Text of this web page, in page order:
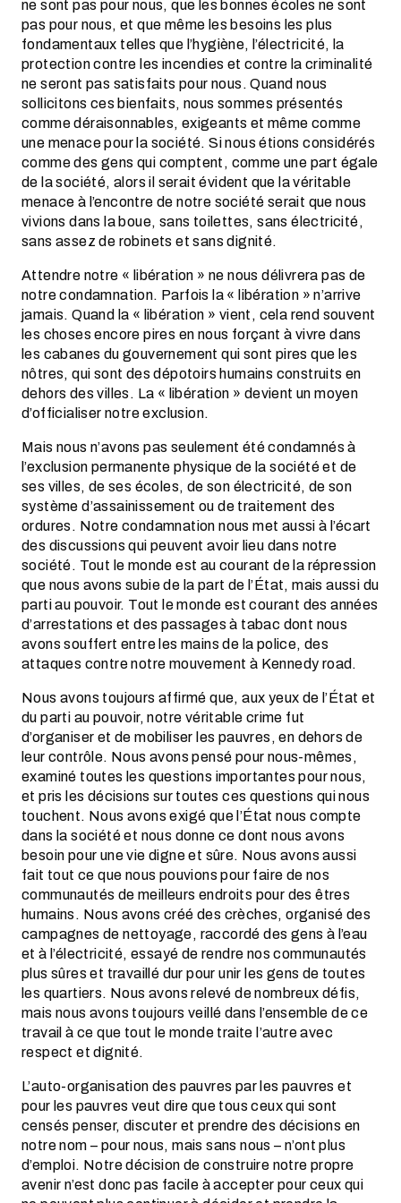
ne sont pas pour nous, que les bonnes écoles ne sont
pas pour nous, et que même les besoins les plus
fondamentaux telles que l’hygiène, l’électricité, la
protection contre les incendies et contre la criminalité
ne seront pas satisfaits pour nous. Quand nous
sollicitons ces bienfaits, nous sommes présentés
comme déraisonnables, exigeants et même comme
une menace pour la société. Si nous étions considérés
comme des gens qui comptent, comme une part égale
de la société, alors il serait évident que la véritable
menace à l’encontre de notre société serait que nous
vivions dans la boue, sans toilettes, sans électricité,
sans assez de robinets et sans dignité.
Attendre notre « libération » ne nous délivrera pas de
notre condamnation. Parfois la « libération » n’arrive
jamais. Quand la « libération » vient, cela rend souvent
les choses encore pires en nous forçant à vivre dans
les cabanes du gouvernement qui sont pires que les
nôtres, qui sont des dépotoirs humains construits en
dehors des villes. La « libération » devient un moyen
d’officialiser notre exclusion.
Mais nous n’avons pas seulement été condamnés à
l’exclusion permanente physique de la société et de
ses villes, de ses écoles, de son électricité, de son
système d’assainissement ou de traitement des
ordures. Notre condamnation nous met aussi à l’écart
des discussions qui peuvent avoir lieu dans notre
société. Tout le monde est au courant de la répression
que nous avons subie de la part de l’État, mais aussi du
parti au pouvoir. Tout le monde est courant des années
d’arrestations et des passages à tabac dont nous
avons souffert entre les mains de la police, des
attaques contre notre mouvement à Kennedy road.
Nous avons toujours affirmé que, aux yeux de l’État et
du parti au pouvoir, notre véritable crime fut
d’organiser et de mobiliser les pauvres, en dehors de
leur contrôle. Nous avons pensé pour nous-mêmes,
examiné toutes les questions importantes pour nous,
et pris les décisions sur toutes ces questions qui nous
touchent. Nous avons exigé que l’État nous compte
dans la société et nous donne ce dont nous avons
besoin pour une vie digne et sûre. Nous avons aussi
fait tout ce que nous pouvions pour faire de nos
communautés de meilleurs endroits pour des êtres
humains. Nous avons créé des crèches, organisé des
campagnes de nettoyage, raccordé des gens à l’eau
et à l’électricité, essayé de rendre nos communautés
plus sûres et travaillé dur pour unir les gens de toutes
les quartiers. Nous avons relevé de nombreux défis,
mais nous avons toujours veillé dans l’ensemble de ce
travail à ce que tout le monde traite l’autre avec
respect et dignité.
L’auto-organisation des pauvres par les pauvres et
pour les pauvres veut dire que tous ceux qui sont
censés penser, discuter et prendre des décisions en
notre nom – pour nous, mais sans nous – n’ont plus
d’emploi. Notre décision de construire notre propre
avenir n’est donc pas facile à accepter pour ceux qui